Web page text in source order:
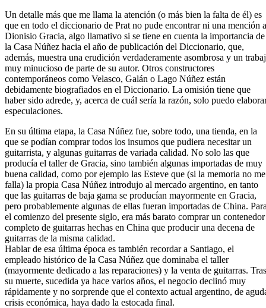
Un detalle más que me llama la atención (o más bien la falta de él) es
que en todo el diccionario de Prat no pude encontrar ni una mención a
Dionisio Gracia, algo llamativo si se tiene en cuenta la importancia de
la Casa Núñez hacia el año de publicación del Diccionario, que,
además, muestra una erudición verdaderamente asombrosa y un
muy minucioso de parte de su autor. Otros constructores
contemporáneos como Velasco, Galán o Lago Núñez están
debidamente biografiados en el Diccionario. La omisión tiene que
haber sido adrede, y, acerca de cuál sería la razón, solo puedo
especulaciones.
En su última etapa, la Casa Núñez fue, sobre todo, una tienda, en la
que se podían comprar todos los insumos que pudiera necesitar un
guitarrista, y algunas guitarras de variada calidad. No solo las que
producía el taller de Gracia, sino también algunas importadas de muy
buena calidad, como por ejemplo las Esteve que (si la memoria no me
falla) la propia Casa Núñez introdujo al mercado argentino, en tanto
que las guitarras de baja gama se producían mayormente en Gracia,
pero probablemente algunas de ellas fueran importadas de China.
el comienzo del presente siglo, era más barato comprar un contenedor
completo de guitarras hechas en China que producir una decena de
guitarras de la misma calidad.
Hablar de esa última época es también recordar a Santiago, el
empleado histórico de la Casa Núñez que dominaba el taller
(mayormente dedicado a las reparaciones) y la venta de guitarras. Tras
su muerte, sucedida ya hace varios años, el negocio declinó muy
rápidamente y no sorprende que el contexto actual argentino, de
crisis económica, haya dado la estocada final.